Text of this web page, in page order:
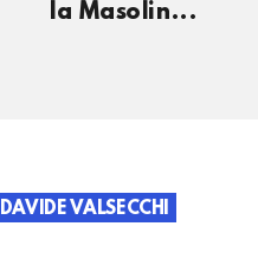
la Masolin...
DAVIDE VALSECCHI